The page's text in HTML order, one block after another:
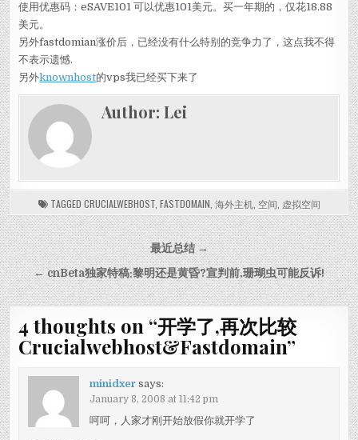
使用优惠码：eSAVE101 可以优惠101美元。买一年期的，仅花18.88
美元。
另外fastdomian涨价后，已经没有什么特别的竞争力了，这点我不得
不表示遗憾.
另外knownhost的vps我已经买下来了
Author:Lei
TAGGED CRUCIALWEBHOST, FASTDOMAIN 海外主机, 空间 虚拟空间
Post navigation最近总结 →
← cnBeta独家特稿:黎明还是黄昏?宣判前,珊瑚虫可能反诉!
4 thoughts on “开学了,再次比较
Crucialwebhost&Fastdomain”
minidxer says:
January 8, 2008 at 11:42 pm
呵呵，人家才刚开始放假你就开学了